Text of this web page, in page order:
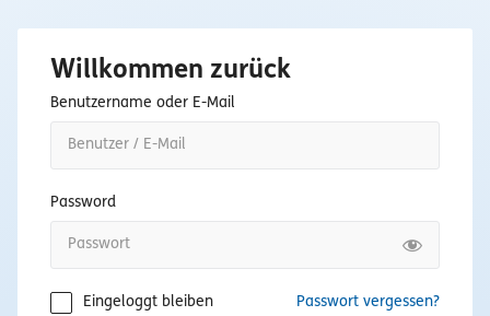
Willkommen zurück
Benutzername oder E-Mail
Password
Eingeloggt bleiben Passwort vergessen?